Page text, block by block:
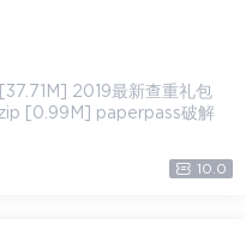
[0.99M] paperpass破解
10.0